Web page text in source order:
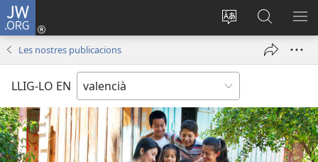
JW.ORG
Canviar
l'idioma
Iniciar
sessió
una
nova)
Busca
a
JW.ORG
Les nostres publicacions
LLIG-LO EN